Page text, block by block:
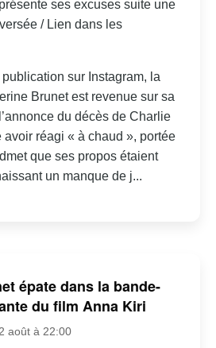
ses excuses suite une
/ Lien dans les
sur Instagram, la
Brunet est revenue sur sa
du décès de Charlie
réagi « à chaud », portée
que ses propos étaient
un manque de j...
épate dans la bande-
du film Anna Kiri
août à 22:00